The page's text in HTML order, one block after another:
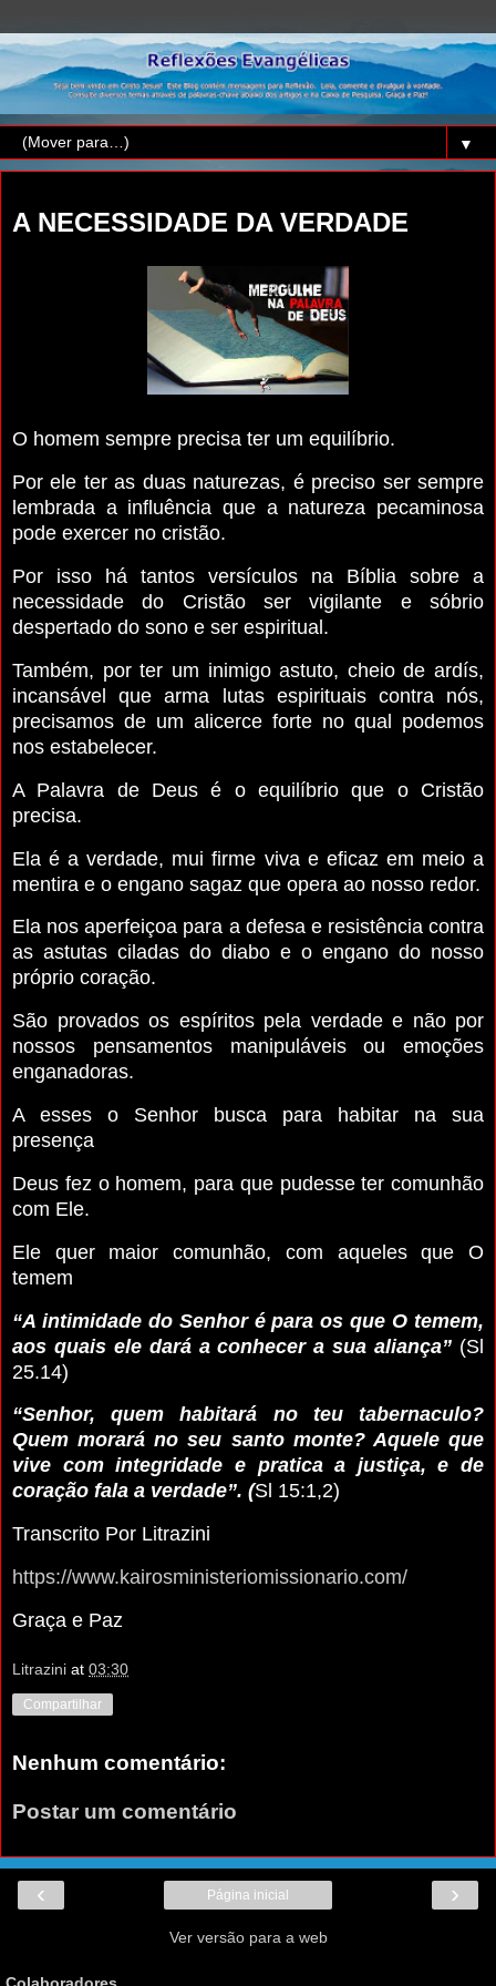
▼
A NECESSIDADE DA VERDADE
O homem sempre precisa ter um equilíbrio.
Por ele ter as duas naturezas, é preciso ser sempre
lembrada a influência que a natureza pecaminosa
pode exercer no cristão.
Por isso há tantos versículos na Bíblia sobre a
necessidade do Cristão ser vigilante e sóbrio
despertado do sono e ser espiritual.
Também, por ter um inimigo astuto, cheio de ardís,
incansável que arma lutas espirituais contra nós,
precisamos de um alicerce forte no qual podemos
nos estabelecer.
A Palavra de Deus é o equilíbrio que o Cristão
precisa.
Ela é a verdade, mui firme viva e eficaz em meio a
mentira e o engano sagaz que opera ao nosso redor.
Ela nos aperfeiçoa para a defesa e resistência contra
as astutas ciladas do diabo e o engano do nosso
próprio coração.
São provados os espíritos pela verdade e não por
nossos pensamentos manipuláveis ou emoções
enganadoras.
A esses o Senhor busca para habitar na sua
presença
Deus fez o homem, para que pudesse ter comunhão
com Ele.
Ele quer maior comunhão, com aqueles que O
temem
“A intimidade do Senhor é para os que O temem,
aos quais ele dará a conhecer a sua aliança” (Sl
25.14)
“Senhor, quem habitará no teu tabernaculo?
Quem morará no seu santo monte? Aquele que
vive com integridade e pratica a justiça, e de
coração fala a verdade”. (Sl 15:1,2)
Transcrito Por Litrazini
https://www.kairosministeriomissionario.com/
Graça e Paz
Litrazini at 03:30
Compartilhar
Nenhum comentário:
Postar um comentário
‹ ›
Página inicial
Ver versão para a web